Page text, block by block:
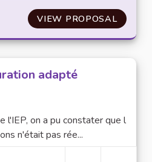
VIEW PROPOSALLA
adapté
l'IEP, on a pu constater que l
n'était pas rée...